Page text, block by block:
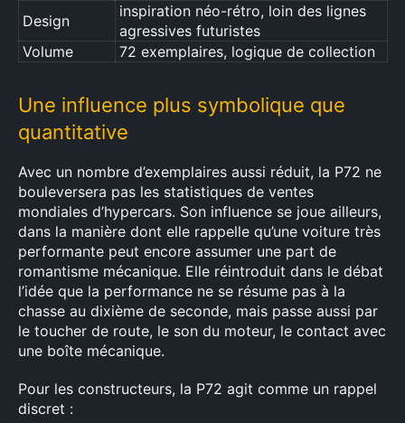
Design
inspiration néo-rétro, loin des lignes
agressives futuristes
Volume
72 exemplaires, logique de collection
Une influence plus symbolique que
quantitative
Avec un nombre d’exemplaires aussi réduit, la P72 ne
bouleversera pas les statistiques de ventes
mondiales d’hypercars. Son influence se joue ailleurs,
dans la manière dont elle rappelle qu’une voiture très
performante peut encore assumer une part de
romantisme mécanique. Elle réintroduit dans le débat
l’idée que la performance ne se résume pas à la
chasse au dixième de seconde, mais passe aussi par
le toucher de route, le son du moteur, le contact avec
une boîte mécanique.
Pour les constructeurs, la P72 agit comme un rappel
discret :